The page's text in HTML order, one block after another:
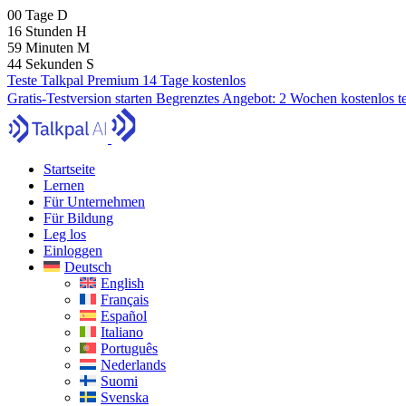
00 Tage D
16 Stunden H
59 Minuten M
42 Sekunden S
Teste Talkpal Premium 14 Tage kostenlos
Gratis-Testversion starten Begrenztes Angebot: 2 Wochen kostenlos
Startseite
Lernen
Für Unternehmen
Für Bildung
Leg los
Einloggen
Deutsch
English
Français
Español
Italiano
Português
Nederlands
Suomi
Svenska